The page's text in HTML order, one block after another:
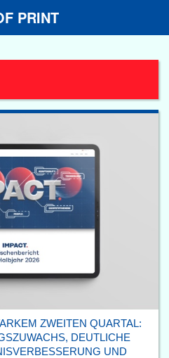
PRINT
ZWEITEN QUARTAL:
DEUTLICHE
UND